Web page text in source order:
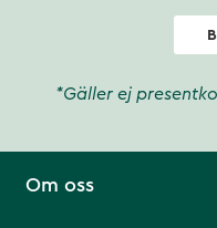
*Gäller ej
Om oss